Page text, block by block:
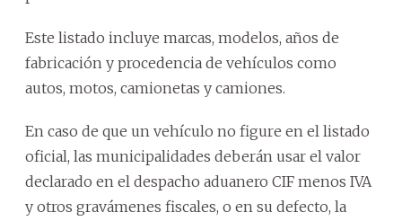
Este listado incluye marcas, modelos, años de
fabricación y procedencia de vehículos como
autos, motos, camionetas y camiones.
En caso de que un vehículo no figure en el listado
oficial, las municipalidades deberán usar el valor
declarado en el despacho aduanero CIF menos IVA
y otros gravámenes fiscales, o en su defecto, la